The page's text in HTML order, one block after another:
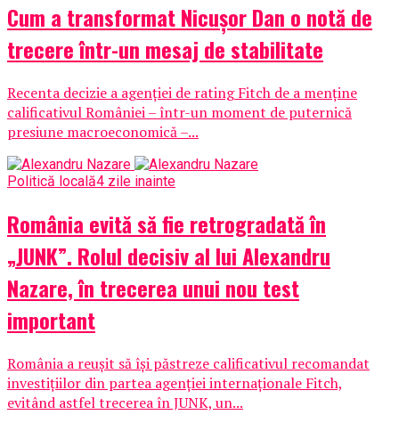
Cum a transformat Nicușor Dan o notă de
trecere într-un mesaj de stabilitate
Recenta decizie a agenției de rating Fitch de a menține
calificativul României – într-un moment de puternică
presiune macroeconomică –...
Politică locală4 zile inainte
România evită să fie retrogradată în
„JUNK”. Rolul decisiv al lui Alexandru
Nazare, în trecerea unui nou test
important
România a reușit să își păstreze calificativul recomandat
investițiilor din partea agenției internaționale Fitch,
evitând astfel trecerea în JUNK, un...